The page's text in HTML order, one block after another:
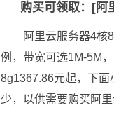
购买可领取：[阿
阿里云服务器4核
例，带宽可选1M-5M
8g1367.86元起，下面
少，以供需要购买阿